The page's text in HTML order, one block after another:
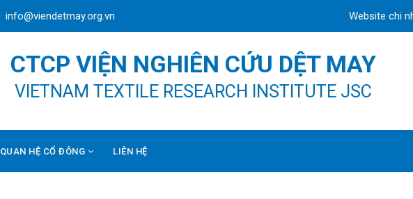
info@viendetmay.org.vn Website chi
CTCP VIỆN NGHIÊN CỨU DỆT MAY
VIETNAM TEXTILE RESEARCH INSTITUTE JSC
QUAN HỆ CỔ ĐÔNG LIÊN HỆ